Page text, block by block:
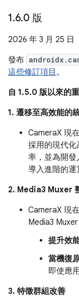
1.6.0 版
2026 年 3 月 25 日
發布
這些修訂項目 。
自 1.5.0 版以來的
1. 遷移至高效能的
CameraX 現
採用的現代
率，並為開
導入進階的運
2. Media3 Muxer
CameraX 現
Media3
提升效
當機復
即使應
3. 特徵群組改善